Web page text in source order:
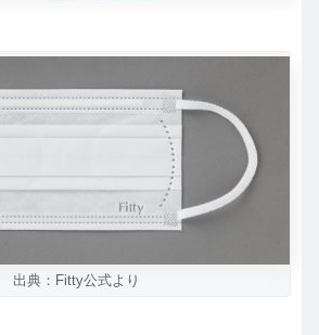
出典：Fitty公式より